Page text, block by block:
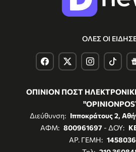
ΟΛΕΣ ΟΙ
ΟΠΙΝΙΟΝ ΠΟΣΤ
Διεύθυνση: Ιπποκράτους 2,
ΑΦΜ: 800961697- ΔΟΥ:
ΑΡ. ΓΕΜΗ: